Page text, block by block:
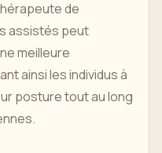
de
assistés peut
meilleure
ainsi les individus à
posture tout au long